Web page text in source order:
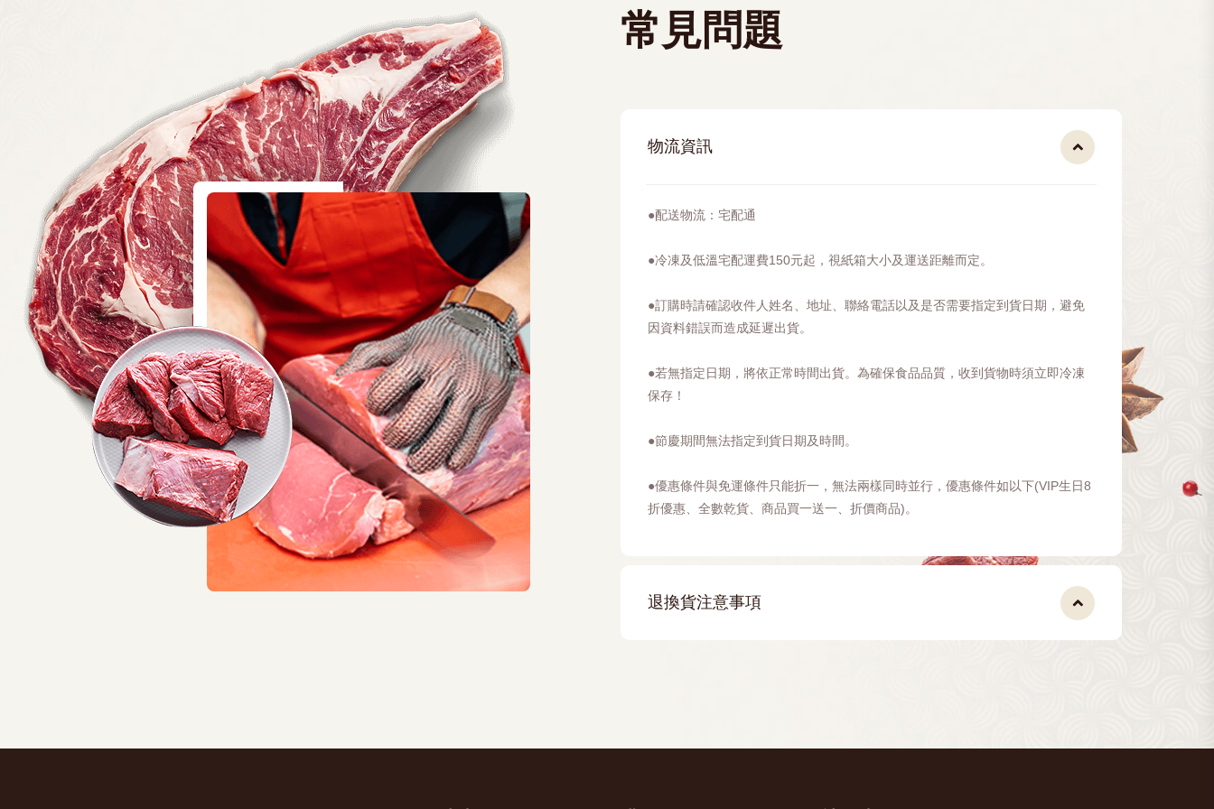
常見問題
物流資訊
●配送物流：宅配通
●冷凍及低溫宅配運費150元起，視紙箱大小及運送距離而定。
●訂購時請確認收件人姓名、地址、聯絡電話以及是否需要指定到貨日期，避免
因資料錯誤而造成延遲出貨。
●若無指定日期，將依正常時間出貨。為確保食品品質，收到貨物時須立即冷凍
保存！
​●節慶期間無法指定到貨日期及時間。
​●優惠條件與免運條件只能折一，無法兩樣同時並行，優惠條件如以下(VIP生日8
折優惠、全數乾貨、商品買一送一、折價商品)。
退換貨注意事項